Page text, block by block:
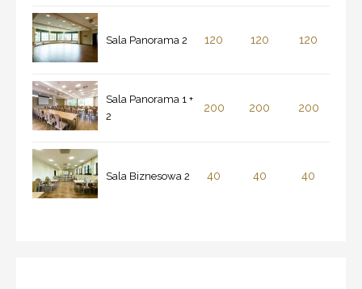
Sala Panorama 2 120 120 120
Sala Panorama 1 +
2
200 200 200
Sala Biznesowa 2 40 40 40